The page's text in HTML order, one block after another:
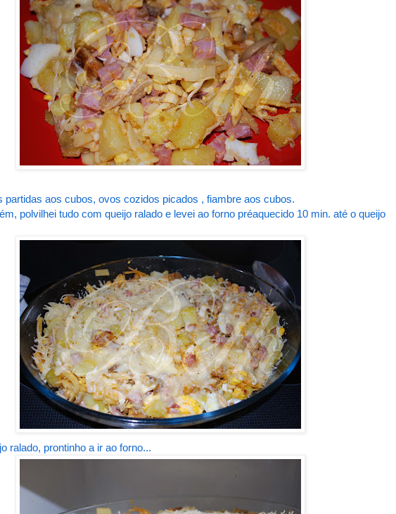
partidas aos cubos, ovos cozidos picados , fiambre aos cubos.
polvilhei tudo com queijo ralado e levei ao forno préaquecido 10 min. até o queijo
ralado, prontinho a ir ao forno...